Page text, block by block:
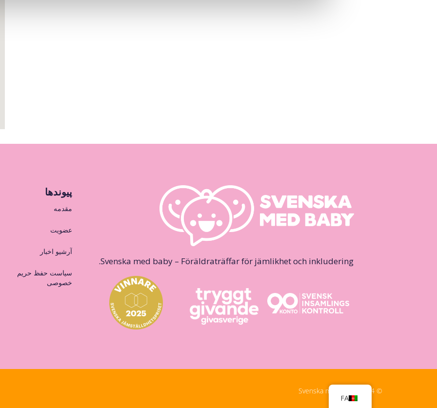
Svenska med baby – Föräldraträffar för jämlikhet och inkludering.
پیوندها
مقدمه
عضویت
آرشیو اخبار
سیاست حفظ حریم
خصوصی
© Svenska med Baby, 2024
FA